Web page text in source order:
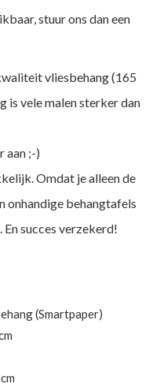
stuur ons dan een
vliesbehang (165
is vele malen sterker dan
aan ;-)
Omdat je alleen de
onhandige behangtafels
En succes verzekerd!
(Smartpaper)